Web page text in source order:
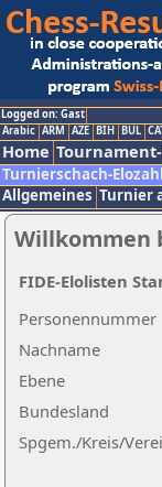
Logged on: Gast
Arabic ARM AZE BIH BUL
Home
Turnierschach-Elozahl
Allgemeines Turnier
Willkommen
Nachname
Ebene
Personennummer
Bundesland
Spgem./Kreis/
FIDE-Elolisten